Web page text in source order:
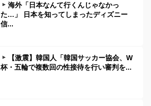
海外「日本なんて行くんじゃなかっ
た…」 日本を知ってしまったディズニー
信...
【激震】韓国人「韓国サッカー協会、W
杯・五輪で複数回の性接待を行い審判を...